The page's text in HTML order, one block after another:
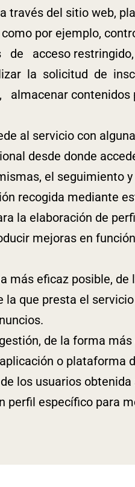
través del sitio web,
como por ejemplo,
restringido,
la solicitud de
contenidos
al servicio con
desde donde
el seguimiento
recogida mediante
la elaboración de
mejoras en
eficaz posible,
que presta el
de la forma
o plataforma
los usuarios
perfil específico para